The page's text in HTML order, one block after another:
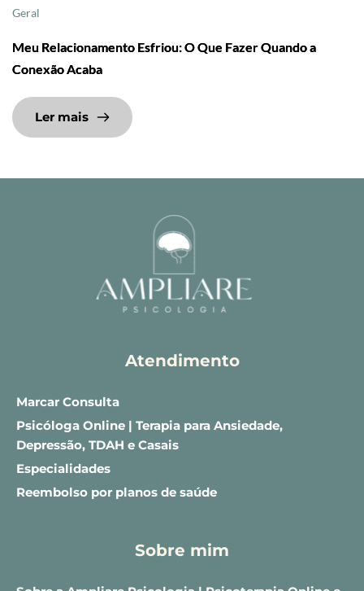
Geral
Meu Relacionamento Esfriou: O Que Fazer Quando a
Conexão Acaba
Ler mais
Atendimento
Marcar Consulta
Psicóloga Online | Terapia para Ansiedade,
Depressão, TDAH e Casais
Especialidades
Reembolso por planos de saúde
Sobre mim